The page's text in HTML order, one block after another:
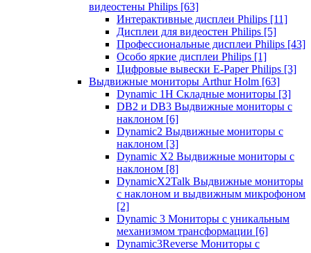
видеостены Philips [63]
Интерактивные дисплеи Philips [11]
Дисплеи для видеостен Philips [5]
Профессиональные дисплеи Philips [43]
Особо яркие дисплеи Philips [1]
Цифровые вывески E-Paper Philips [3]
Выдвижные мониторы Arthur Holm [63]
Dynamic 1Н Складные мониторы [3]
DB2 и DB3 Выдвижные мониторы с
наклоном [6]
Dynamic2 Выдвижные мониторы с
наклоном [3]
Dynamic X2 Выдвижные мониторы с
наклоном [8]
DynamicX2Talk Выдвижные мониторы
с наклоном и выдвижным микрофоном
[2]
Dynamic 3 Мониторы с уникальным
механизмом трансформации [6]
Dynamic3Reverse Мониторы с